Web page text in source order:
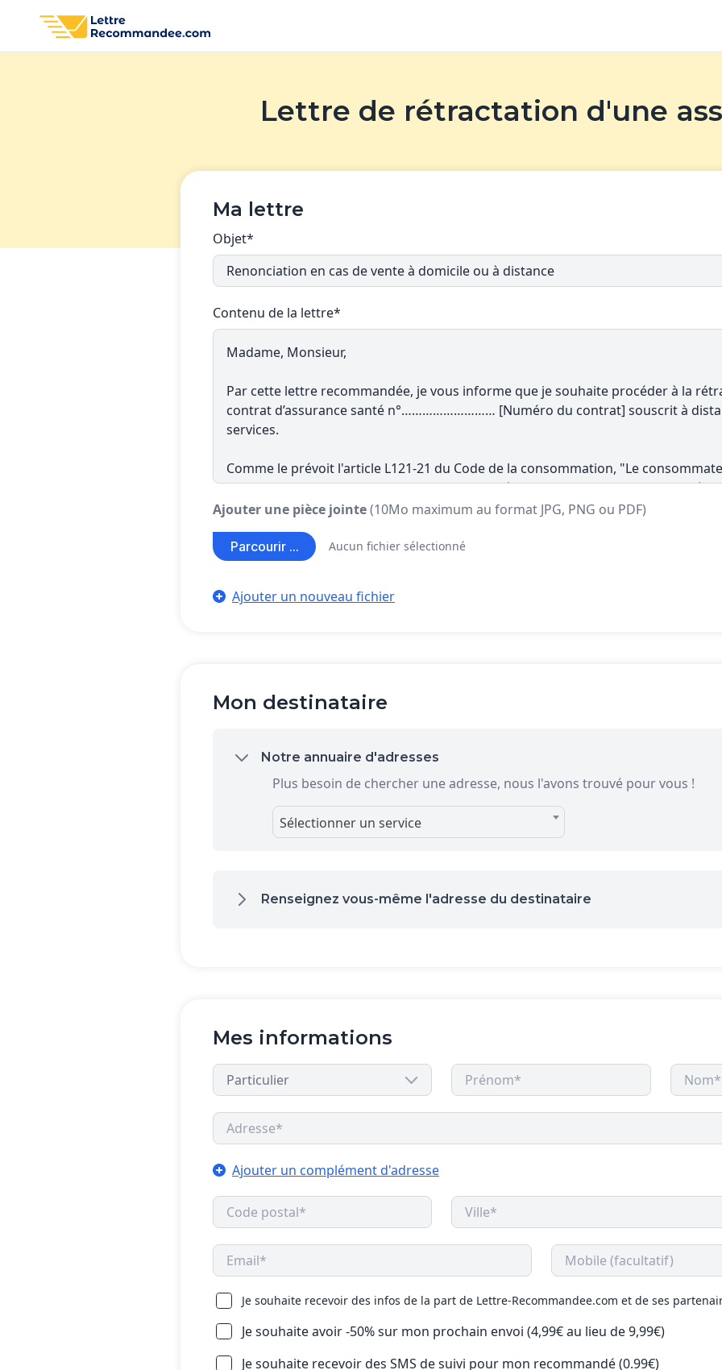
Lettre de rétractation d'une
Ma lettre
Objet*
Contenu de la lettre*
Ajouter une pièce jointe(10Mo maximum au format JPG, PNG ou PDF)
Parcourir ... Aucun fichier sélectionné
Ajouter un nouveau fichier
Mon destinataire
Notre annuaire d'adresses
Plus besoin de chercher une adresse, nous l'avons trouvé pour vous !
Sélectionner un service
Renseignez vous-même l'adresse du destinataire
Mes informations
Ajouter un complément d'adresse
Je souhaite recevoir des infos de la part de Lettre-Recommandee.com et de ses
Je souhaite avoir -50% sur mon prochain envoi (4,99€ au lieu de 9,99€)
Je souhaite recevoir des SMS de suivi pour mon recommandé (0.99€)